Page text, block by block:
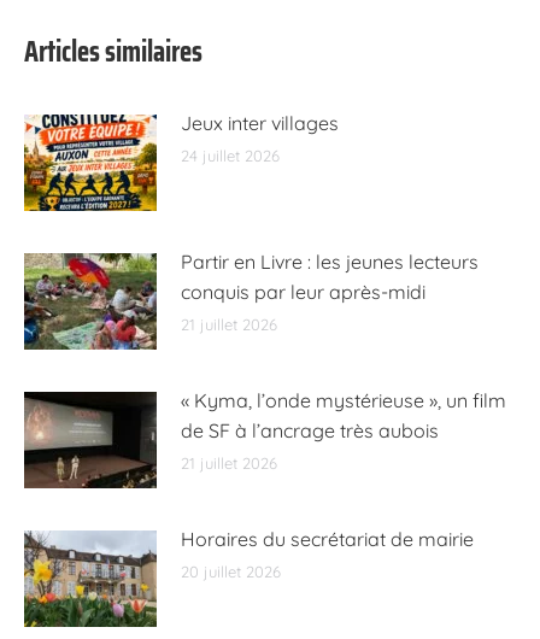
Articles similaires
Jeux inter villages
24 juillet 2026
Partir en Livre : les jeunes lecteurs
conquis par leur après-midi
21 juillet 2026
« Kyma, l’onde mystérieuse », un film
de SF à l’ancrage très aubois
21 juillet 2026
Horaires du secrétariat de mairie
20 juillet 2026